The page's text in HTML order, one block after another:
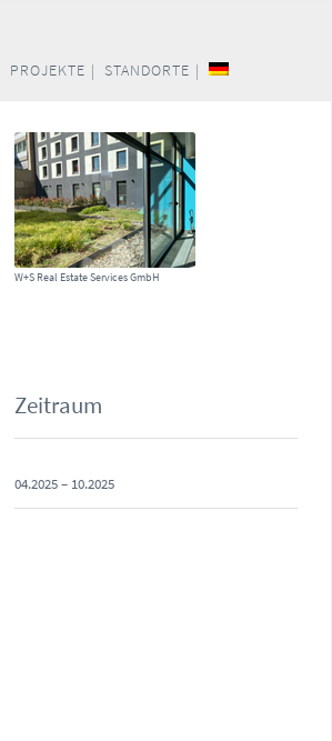
PROJEKTE | STANDORTE |
W+S Real Estate Services GmbH
Zeitraum
04.2025 – 10.2025